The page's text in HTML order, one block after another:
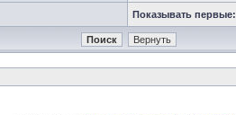
Показывать первые: